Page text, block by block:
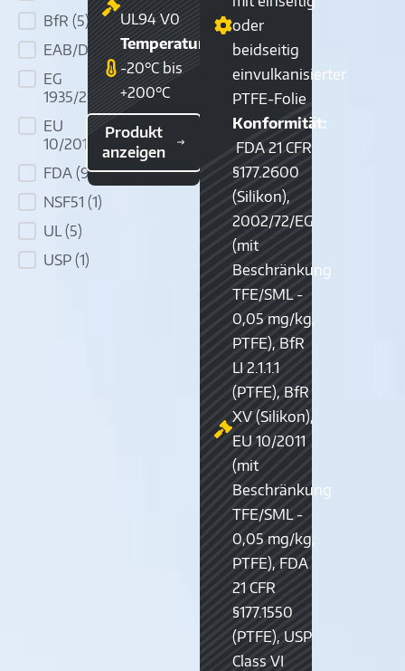
BfR (5)
EAB/DAB
(2)
EG
1935/2004 (3)
EU
10/2011
FDA (9)
NSF51 (1)
UL(5)
USP (1)
UL94 V0
Temperaturbereich:
-20°C bis
+200°C
Produkt
anzeigen
oder
beidseitig
einvulkanisierter
PTFE-Folie
Konformität:
FDA 21 CFR
§177.2600
(Silikon),
2002/72/EG
(mit
Beschränkung
TFE/SML -
0,05 mg/kg,
PTFE), BfR
LI 2.1.1.1
(PTFE), BfR
XV (Silikon),
EU 10/2011
(mit
Beschränkung
TFE/SML -
0,05 mg/kg,
PTFE), FDA
21 CFR
§177.1550
(PTFE), USP
Class VI